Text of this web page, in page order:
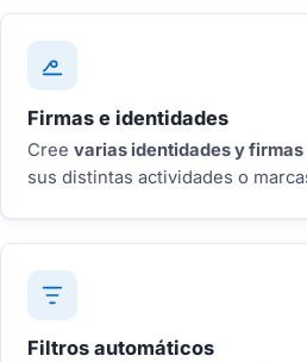
Firmas e identidades
Cree varias identidades y
sus distintas actividades o
Filtros automáticos